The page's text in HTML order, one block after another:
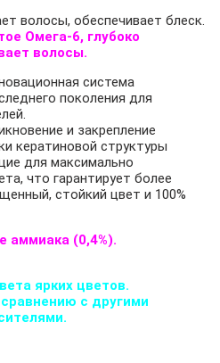
волосы, обеспечивает блеск.
Омега-6, глубоко
волосы.
система
поколения для
и закрепление
кератиновой структуры
для максимально
что гарантирует более
стойкий цвет и 100%
аммиака (0,4%).
ярких цветов.
с другими